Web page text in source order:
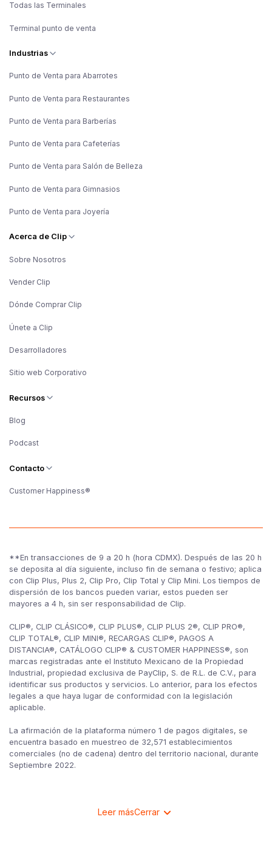
Todas las Terminales
Terminal punto de venta
Industrias
Punto de Venta para Abarrotes
Punto de Venta para Restaurantes
Punto de Venta para Barberías
Punto de Venta para Cafeterías
Punto de Venta para Salón de Belleza
Punto de Venta para Gimnasios
Punto de Venta para Joyería
Acerca de Clip
Sobre Nosotros
Vender Clip
Dónde Comprar Clip
Únete a Clip
Desarrolladores
Sitio web Corporativo
Recursos
Blog
Podcast
Contacto
Customer Happiness®
**En transacciones de 9 a 20 h (hora CDMX). Después de las 20 h
se deposita al día siguiente, incluso fin de semana o festivo; aplica
con Clip Plus, Plus 2, Clip Pro, Clip Total y Clip Mini. Los tiempos de
dispersión de los bancos pueden variar, estos pueden ser
mayores a 4 h, sin ser responsabilidad de Clip.
CLIP®, CLIP CLÁSICO®, CLIP PLUS®, CLIP PLUS 2®, CLIP PRO®,
CLIP TOTAL®, CLIP MINI®, RECARGAS CLIP®, PAGOS A
DISTANCIA®, CATÁLOGO CLIP® & CUSTOMER HAPPINESS®, son
marcas registradas ante el Instituto Mexicano de la Propiedad
Industrial, propiedad exclusiva de PayClip, S. de R.L. de C.V., para
identificar sus productos y servicios. Lo anterior, para los efectos
legales a que haya lugar de conformidad con la legislación
aplicable.
La afirmación de la plataforma número 1 de pagos digitales, se
encuentra basado en muestreo de 32,571 establecimientos
comerciales (no de cadena) dentro del territorio nacional, durante
Septiembre 2022.
Leer másCerrar